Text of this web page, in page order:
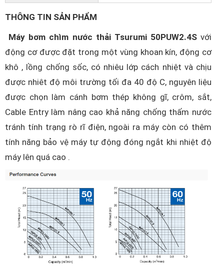
THÔNG TIN SẢN PHẨM
Máy bơm chìm nước thải Tsurumi 50PUW2.4Svới
động cơ được đặt trong một vùng khoan kín, động cơ
khô , lồng chống sốc, có nhiêu lớp cách nhiệt và chịu
được nhiêt độ môi trường tối đa 40 độ C, nguyên liệu
được chọn làm cánh bơm thép không gĩ, crôm, sắt,
Cable Entry làm nâng cao khả năng chống thấm nước
tránh tính trạng rò rĩ điện, ngoài ra máy còn có thêm
tính năng bảo vệ máy tự động đóng ngắt khi nhiệt độ
máy lên quá cao .